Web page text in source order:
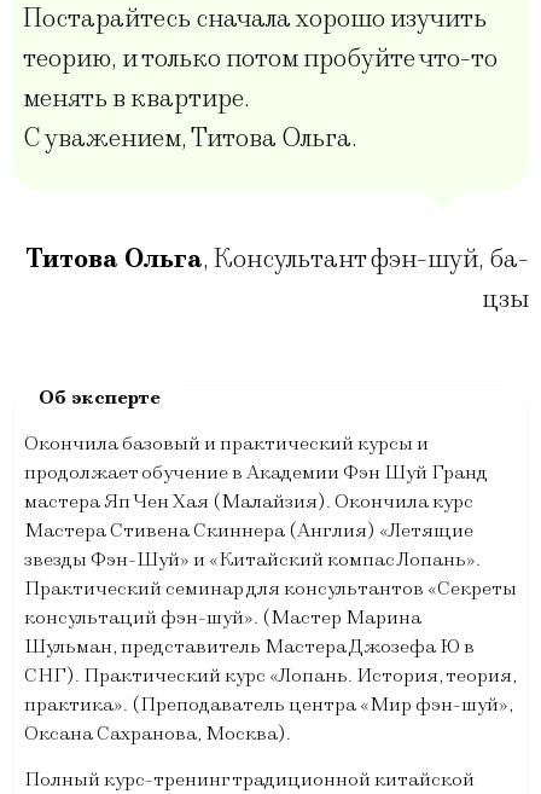
Постарайтесь сначала хорошо изучить
теорию, и только потом пробуйте что-то
менять в квартире.
С уважением, Титова Ольга.
Титова Ольга, Консультант фэн-шуй, ба-
цзы
Окончила базовый и практический курсы и
продолжает обучение в Академии Фэн Шуй Гранд
мастера Яп Чен Хая (Малайзия). Окончила курс
Мастера Стивена Скиннера (Англия) «Летящие
звезды Фэн-Шуй» и «Китайский компас Лопань».
Практический семинар для консультантов «Секреты
консультаций фэн-шуй». (Мастер Марина
Шульман, представитель Мастера Джозефа Ю в
СНГ). Практический курс «Лопань. История, теория,
практика». (Преподаватель центра «Мир фэн-шуй»,
Оксана Сахранова, Москва).
Полный курс-тренинг традиционной китайской